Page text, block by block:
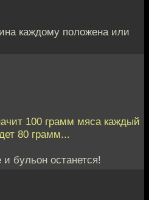
каждому положена или
100 грамм мяса каждый
80 грамм...
бульон останется!